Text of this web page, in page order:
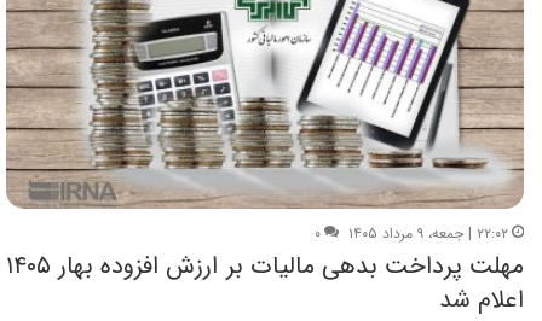
۲۲:۰۲ | جمعه، ۹ مرداد ۱۴۰۵ ۰
مهلت پرداخت بدهی مالیات بر ارزش افزوده بهار ۱۴۰۵
اعلام شد